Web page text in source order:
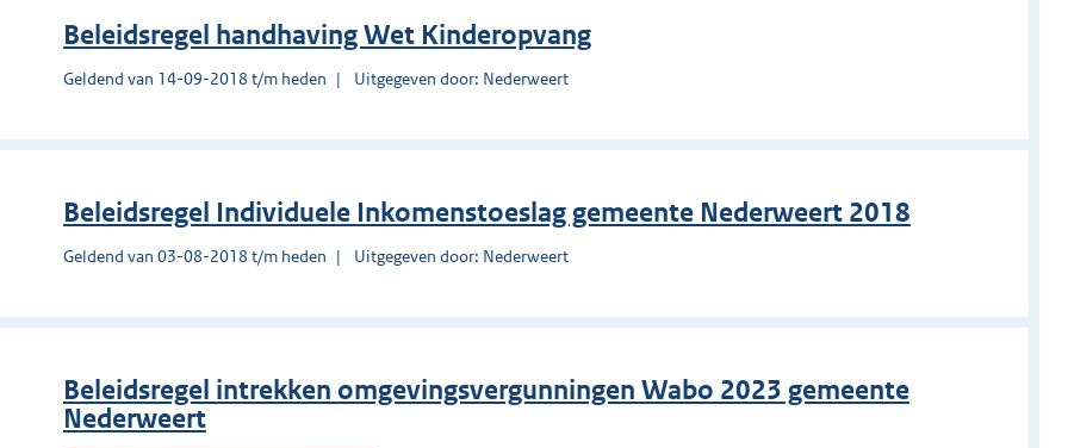
Beleidsregel handhaving Wet Kinderopvang
Geldend van 14-09-2018 t/m heden Uitgegeven door: Nederweert
Beleidsregel Individuele Inkomenstoeslag gemeente Nederweert 2018
Geldend van 03-08-2018 t/m heden Uitgegeven door: Nederweert
Beleidsregel intrekken omgevingsvergunningen Wabo 2023 gemeente
Nederweert